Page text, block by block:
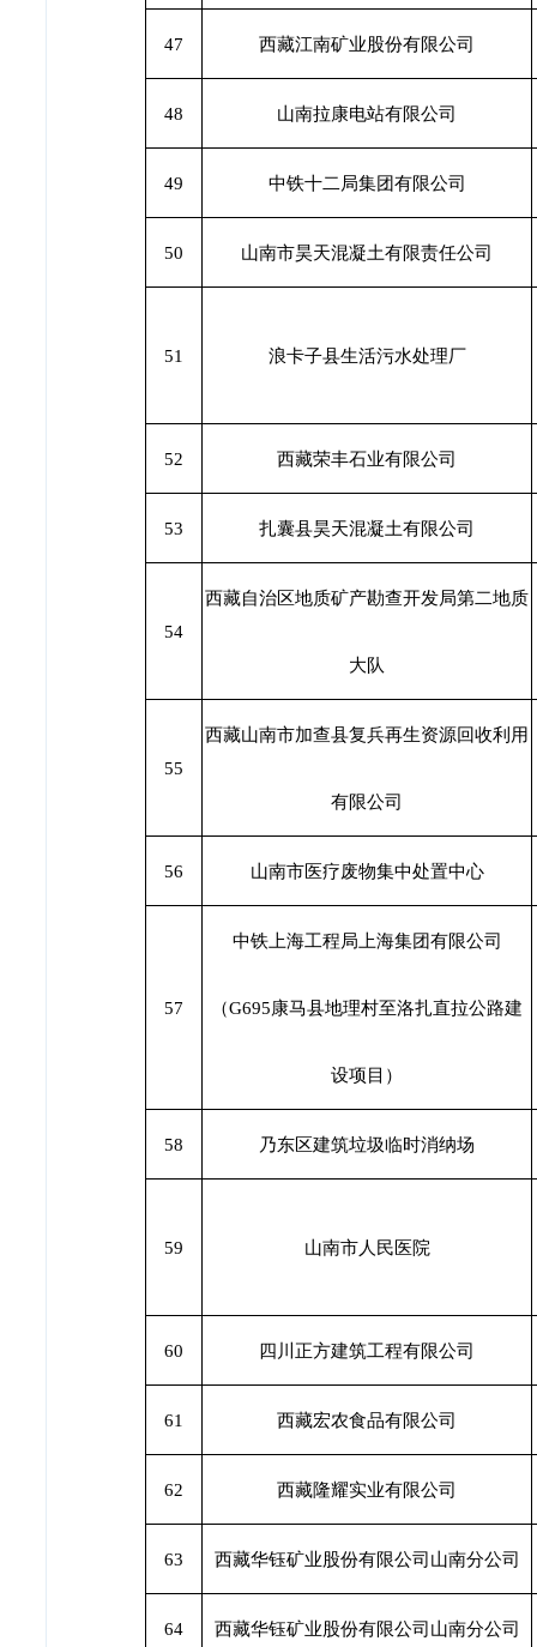
47 西藏江南矿业股份有限公司
48 山南拉康电站有限公司
49 中铁十二局集团有限公司
50 山南市昊天混凝土有限责任公司
51 浪卡子县生活污水处理厂
52 西藏荣丰石业有限公司
53 扎囊县昊天混凝土有限公司
54
西藏自治区地质矿产勘查开发局第二地质
大队
55
西藏山南市加查县复兵再生资源回收利用
有限公司
56 山南市医疗废物集中处置中心
57
中铁上海工程局上海集团有限公司
（G695康马县地理村至洛扎直拉公路建
设项目）
58 乃东区建筑垃圾临时消纳场
59 山南市人民医院
60 四川正方建筑工程有限公司
61 西藏宏农食品有限公司
62 西藏隆耀实业有限公司
63 西藏华钰矿业股份有限公司山南分公司
64 西藏华钰矿业股份有限公司山南分公司